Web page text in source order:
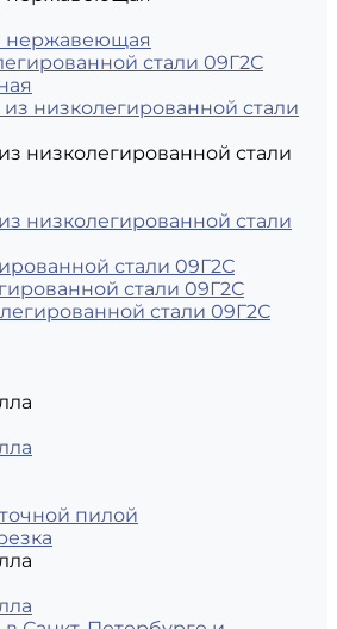
нержавеющая
стали 09Г2С
низколегированной стали
низколегированной стали
низколегированной стали
стали 09Г2С
стали 09Г2С
стали 09Г2С
пилой